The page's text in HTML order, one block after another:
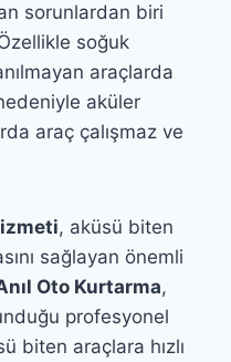
sorunlardan biri
soğuk
araçlarda
aküler
araç çalışmaz ve
, aküsü biten
sağlayan önemli
Oto Kurtarma,
profesyonel
biten araçlara hızlı